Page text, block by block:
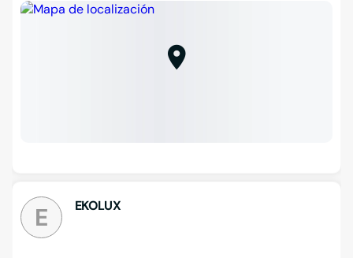
E EKOLUX